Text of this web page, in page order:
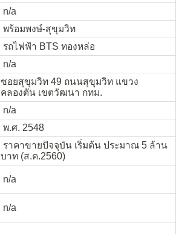
n/a
พร้อมพงษ์-สุขุมวิท
รถไฟฟ้า BTS ทองหล่อ
n/a
ซอยสุขุมวิท 49 ถนนสุขุมวิท แขวง
คลองตัน เขตวัฒนา กทม.
n/a
พ.ศ. 2548
ราคาขายปัจจุบัน เริ่มต้น ประมาณ 5 ล้าน
บาท (ส.ค.2560)
n/a
n/a